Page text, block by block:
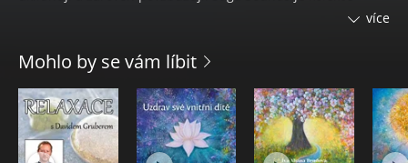
nejrůznějších typů zvuků přírody, které můžete poslouchat
vytvoření atmosféry klidu a pohody. Nyní si můžete navodit
jakoukoliv náladu kdykoliv a kdekoliv.
Audiokniha Nálada – Při dešti obsahuje relaxační hudbu.
Autor Rasmus Broe.
více
Mohlo by se vám líbit